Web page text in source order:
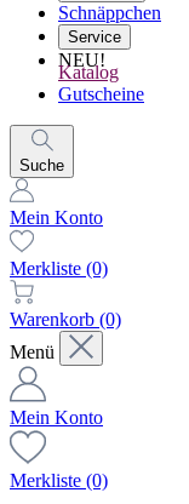
Schnäppchen
Service
NEU!
Katalog
Gutscheine
Suche
Mein Konto
Merkliste (0)
Warenkorb (0)
Menü
Mein Konto
Merkliste (0)